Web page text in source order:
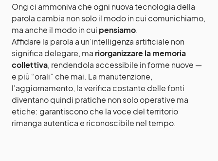
Ong ci ammoniva che ogni nuova tecnologia della
parola cambia non solo il modo in cui comunichiamo,
ma anche il modo in cui pensiamo.
Affidare la parola a un’intelligenza artificiale non
significa delegare, ma riorganizzare la memoria
collettiva, rendendola accessibile in forme nuove —
e più “orali” che mai. La manutenzione,
l’aggiornamento, la verifica costante delle fonti
diventano quindi pratiche non solo operative ma
etiche: garantiscono che la voce del territorio
rimanga autentica e riconoscibile nel tempo.